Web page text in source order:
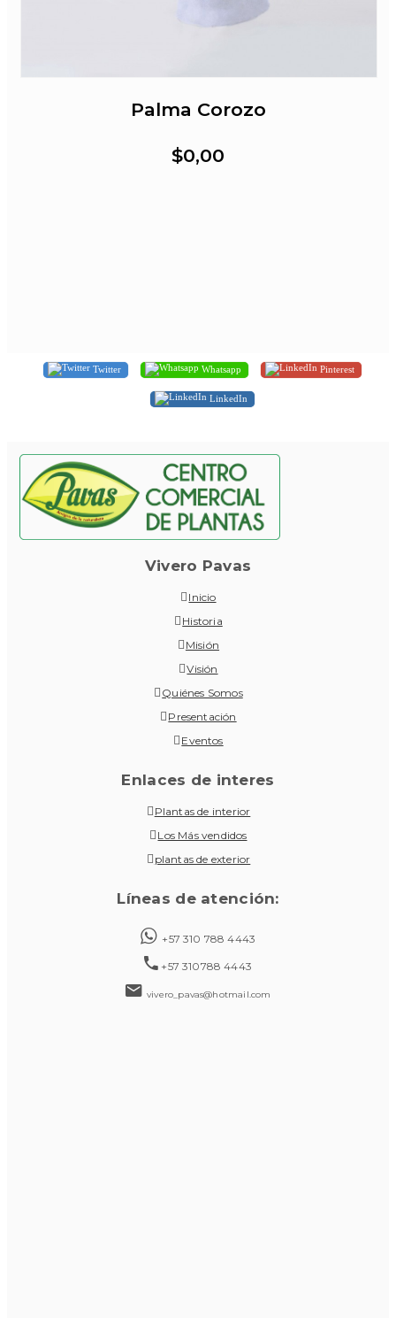
Palma Corozo
$0,00
Twitter Whatsapp Pinterest
LinkedIn
Vivero Pavas
Inicio
Historia
Misión
Visión
Quiénes Somos
Presentación
Eventos
Enlaces de interes
Plantas de interior
Los Más vendidos
plantas de exterior
Líneas de atención:
+57 310 788 4443
+57 310788 4443
vivero_pavas@hotmail.com